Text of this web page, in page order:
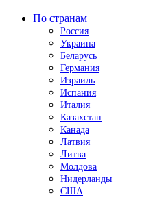
По странам
Россия
Украина
Беларусь
Германия
Израиль
Испания
Италия
Казахстан
Канада
Латвия
Литва
Молдова
Нидерланды
США